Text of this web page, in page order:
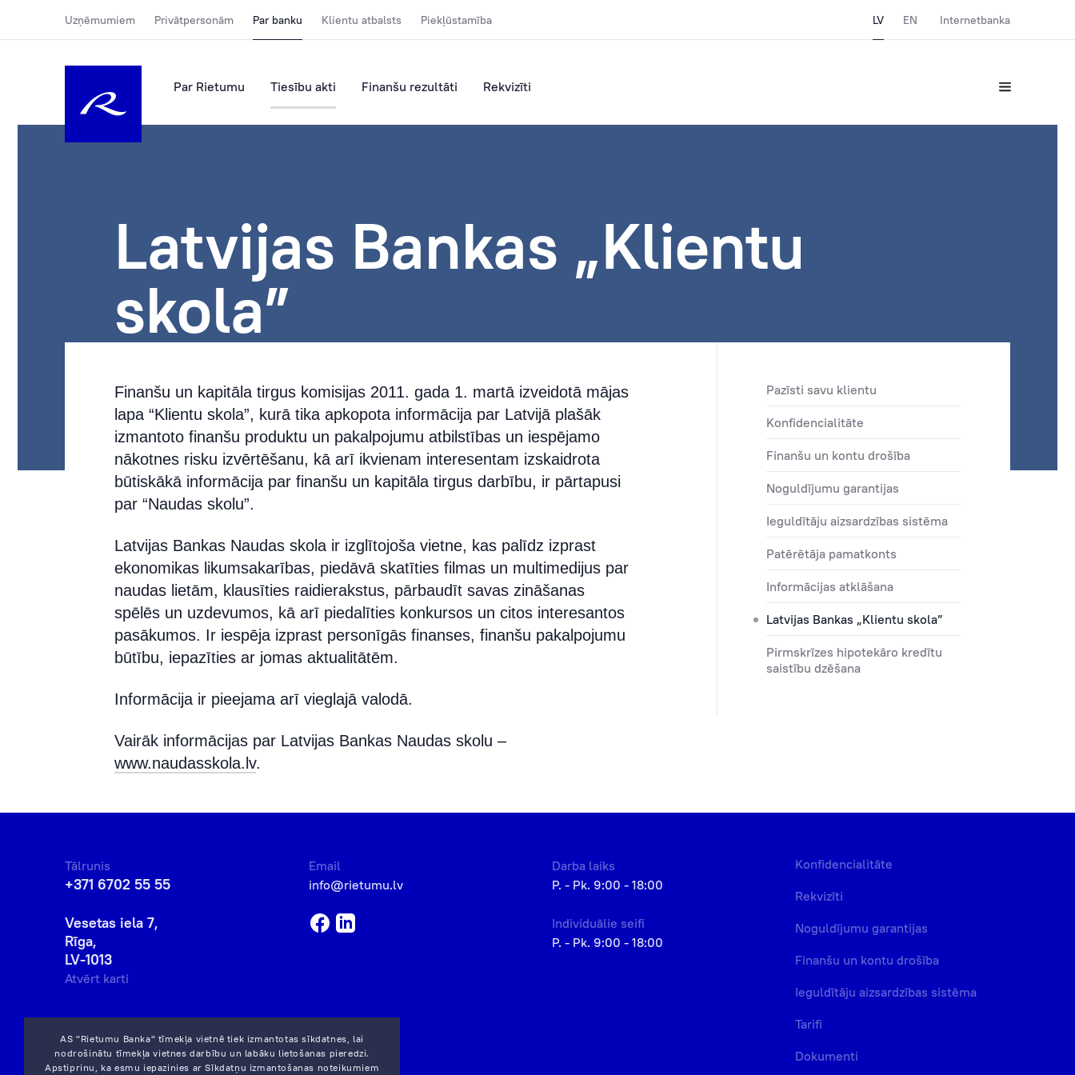
Uzņēmumiem Privātpersonām Par banku Klientu atbalsts Piekļūstamība LV EN Internetbanka
Par Rietumu Tiesību akti Finanšu rezultāti Rekvizīti
Latvijas Bankas „Klientu
skola”
Pazīsti savu klientu
Konfidencialitāte
Finanšu un kontu drošība
Noguldījumu garantijas
Ieguldītāju aizsardzības sistēma
Patērētāja pamatkonts
Informācijas atklāšana
Latvijas Bankas „Klientu skola”
Pirmskrīzes hipotekāro kredītu
saistību dzēšana
Finanšu un kapitāla tirgus komisijas 2011. gada 1. martā izveidotā mājas
lapa “Klientu skola”, kurā tika apkopota informācija par Latvijā plašāk
izmantoto finanšu produktu un pakalpojumu atbilstības un iespējamo
nākotnes risku izvērtēšanu, kā arī ikvienam interesentam izskaidrota
būtiskākā informācija par finanšu un kapitāla tirgus darbību, ir pārtapusi
par “Naudas skolu”.
Latvijas Bankas Naudas skola ir izglītojoša vietne, kas palīdz izprast
ekonomikas likumsakarības, piedāvā skatīties filmas un multimedijus par
naudas lietām, klausīties raidierakstus, pārbaudīt savas zināšanas
spēlēs un uzdevumos, kā arī piedalīties konkursos un citos interesantos
pasākumos. Ir iespēja izprast personīgās finanses, finanšu pakalpojumu
būtību, iepazīties ar jomas aktualitātēm.
Informācija ir pieejama arī vieglajā valodā.
Vairāk informācijas par Latvijas Bankas Naudas skolu –
www.naudasskola.lv.
AS "Rietumu Banka" tīmekļa vietnē tiek izmantotas sīkdatnes, lai
nodrošinātu tīmekļa vietnes darbību un labāku lietošanas pieredzi.
Apstiprinu, ka esmu iepazinies arSīkdatņu izmantošanas noteikumiem
Tālrunis
+371 6702 55 55
Vesetas iela 7,
Rīga,
LV-1013
Atvērt karti
Email
info@rietumu.lv
Darba laiks
P. - Pk. 9:00 - 18:00
Individuālie seifi
P. - Pk. 9:00 - 18:00
Konfidencialitāte
Rekvizīti
Noguldījumu garantijas
Finanšu un kontu drošība
Ieguldītāju aizsardzības sistēma
Tarifi
Dokumenti